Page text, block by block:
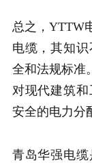
总之，YTTW
电缆，其知
全和法规标准
对现代建筑
安全的电力分
青岛华强电